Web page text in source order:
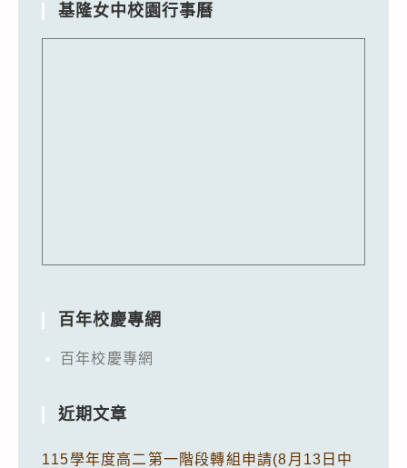
基隆女中校園行事曆
百年校慶專網
百年校慶專網
近期文章
115學年度高二第一階段轉組申請(8月13日中